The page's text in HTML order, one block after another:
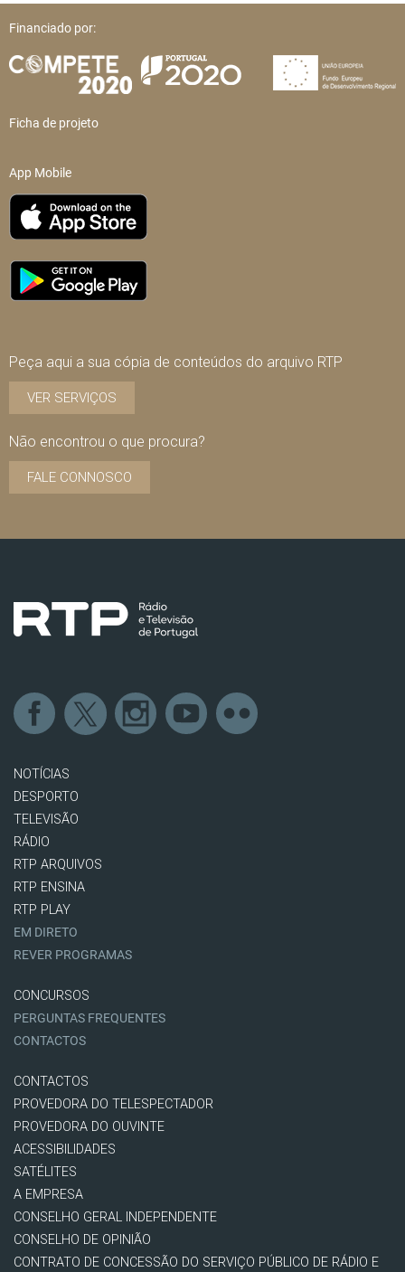
Financiado por:
Ficha de projeto
App Mobile
Peça aqui a sua cópia de conteúdos do arquivo RTP
VER SERVIÇOS
Não encontrou o que procura?
FALE CONNOSCO
NOTÍCIAS
DESPORTO
TELEVISÃO
RÁDIO
RTP ARQUIVOS
RTP ENSINA
RTP PLAY
EM DIRETO
REVER PROGRAMAS
CONCURSOS
PERGUNTAS FREQUENTES
CONTACTOS
CONTACTOS
PROVEDORA DO TELESPECTADOR
PROVEDORA DO OUVINTE
ACESSIBILIDADES
SATÉLITES
A EMPRESA
CONSELHO GERAL INDEPENDENTE
CONSELHO DE OPINIÃO
CONTRATO DE CONCESSÃO DO SERVIÇO PÚBLICO DE RÁDIO E